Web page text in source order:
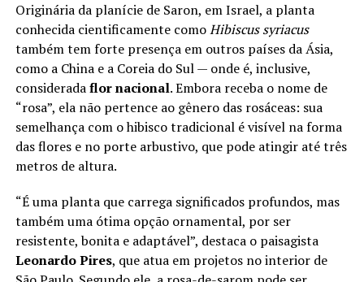
Originária da planície de Saron, em Israel, a planta
conhecida cientificamente comoHibiscus syriacus
também tem forte presença em outros países da Ásia,
como a China e a Coreia do Sul — onde é, inclusive,
consideradaflor nacional. Embora receba o nome de
“rosa”, ela não pertence ao gênero das rosáceas: sua
semelhança com o hibisco tradicional é visível na forma
das flores e no porte arbustivo, que pode atingir até três
metros de altura.
“É uma planta que carrega significados profundos, mas
também uma ótima opção ornamental, por ser
resistente, bonita e adaptável”, destaca o paisagista
Leonardo Pires, que atua em projetos no interior de